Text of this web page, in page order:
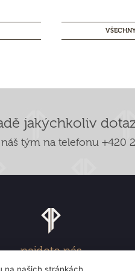
jakýchkoliv
tým na telefonu +420
najdete nás
nám. 53, 252 43 Průhonice